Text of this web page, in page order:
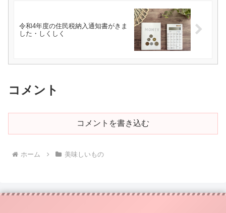
令和4年度の住民税納入通知書がきま
した・しくしく
コメント
コメントを書き込む
ホーム 美味しいもの